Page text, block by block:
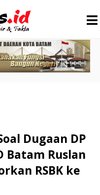
Dugaan DP
Batam Ruslan
RSBK ke